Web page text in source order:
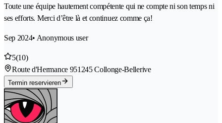
Toute une équipe hautement compétente qui ne compte ni son temps ni
ses efforts. Merci d’être là et continuez comme ça!
Sep 2024• Anonymous user
5(10)
Route d'Hermance 951245 Collonge-Bellerive
Termin reservieren